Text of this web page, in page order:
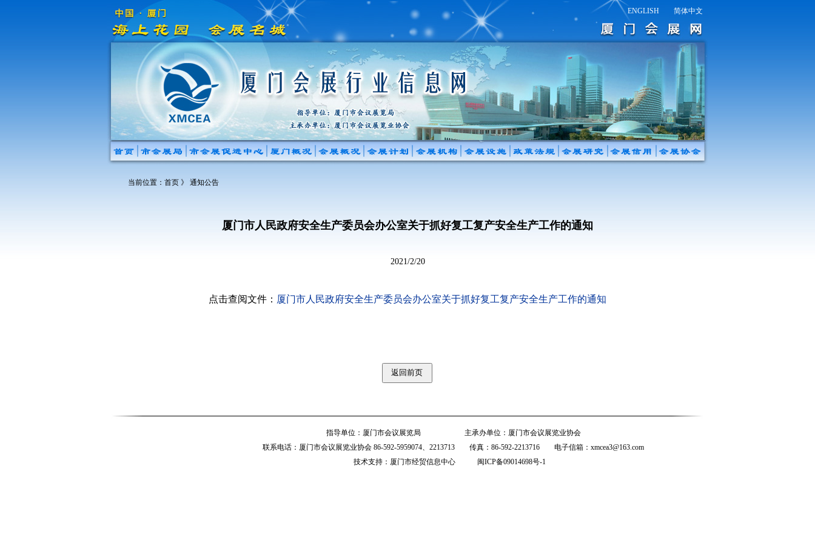
ENGLISH 简体中文
当前位置： 首页 》 通知公告
厦门市人民政府安全生产委员会办公室关于抓好复工复产安全生产工作的通知
2021/2/20
点击查阅文件： 厦门市人民政府安全生产委员会办公室关于抓好复工复产安全生产工作的通知
指导单位：厦门市会议展览局 主承办单位：厦门市会议展览业协会
联系电话：厦门市会议展览业协会 86-592-5959074、2213713 传真：86-592-2213716 电子信箱：xmcea3@163.com
技术支持：厦门市经贸信息中心 闽ICP备09014698号-1